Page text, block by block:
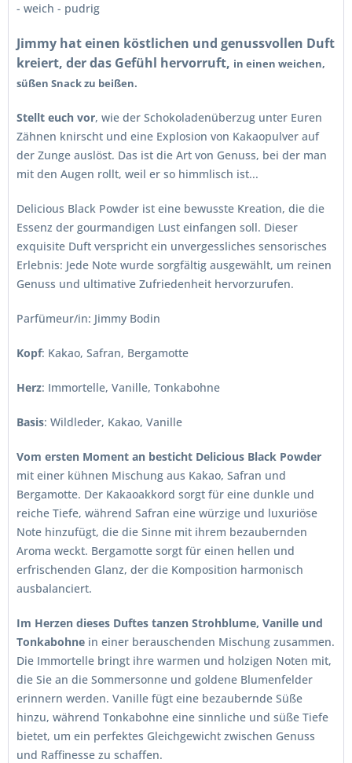
- weich - pudrig
Jimmy hat einen köstlichen und genussvollen Duft
kreiert, der das Gefühl hervorruft, in einen weichen,
süßen Snack zu beißen.
Stellt euch vor, wie der Schokoladenüberzug unter Euren
Zähnen knirscht und eine Explosion von Kakaopulver auf
der Zunge auslöst. Das ist die Art von Genuss, bei der man
mit den Augen rollt, weil er so himmlisch ist...
Delicious Black Powder ist eine bewusste Kreation, die die
Essenz der gourmandigen Lust einfangen soll. Dieser
exquisite Duft verspricht ein unvergessliches sensorisches
Erlebnis: Jede Note wurde sorgfältig ausgewählt, um reinen
Genuss und ultimative Zufriedenheit hervorzurufen.
Parfümeur/in: Jimmy Bodin
Kopf: Kakao, Safran, Bergamotte
Herz: Immortelle, Vanille, Tonkabohne
Basis: Wildleder, Kakao, Vanille
Vom ersten Moment an besticht Delicious Black Powder
mit einer kühnen Mischung aus Kakao, Safran und
Bergamotte. Der Kakaoakkord sorgt für eine dunkle und
reiche Tiefe, während Safran eine würzige und luxuriöse
Note hinzufügt, die die Sinne mit ihrem bezaubernden
Aroma weckt. Bergamotte sorgt für einen hellen und
erfrischenden Glanz, der die Komposition harmonisch
ausbalanciert.
Im Herzen dieses Duftes tanzen Strohblume, Vanille und
Tonkabohne in einer berauschenden Mischung zusammen.
Die Immortelle bringt ihre warmen und holzigen Noten mit,
die Sie an die Sommersonne und goldene Blumenfelder
erinnern werden. Vanille fügt eine bezaubernde Süße
hinzu, während Tonkabohne eine sinnliche und süße Tiefe
bietet, um ein perfektes Gleichgewicht zwischen Genuss
und Raffinesse zu schaffen.